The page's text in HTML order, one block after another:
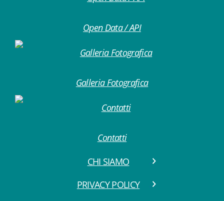
Open Data / API
Galleria Fotografica
Contatti
CHI SIAMO
PRIVACY POLICY